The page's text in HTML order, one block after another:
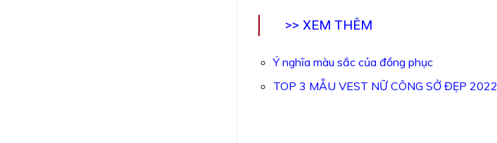
>> XEM THÊM
Ý nghĩa màu sắc của đồng phục
TOP 3 MẪU VEST NỮ CÔNG SỞ ĐẸP 2022